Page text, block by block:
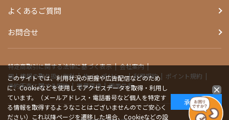
よくあるご質問
お問合せ
特定商取引に関する法律に基づく表示
会社案内
個人情報の取り扱い指針
サイトポリシー 利用規約
ポイント規約
予約販売に関する規約
推奨環境 画面共有
このサイトでは、利用状況の把握や広告配信などのため
に、Cookieなどを使用してアクセスデータを取得・利用し
ています。（メールアドレス・電話番号など個人を特定す
る情報を取得するようなことはございませんのでご安心く
ださい）これ以降ページを遷移した場合、Cookieなどの設
承諾する